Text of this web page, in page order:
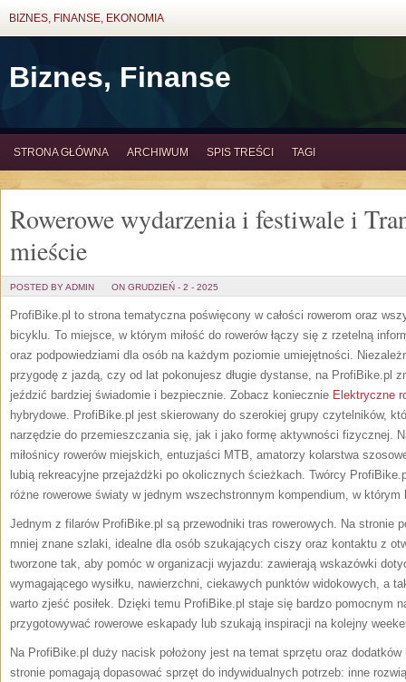
BIZNES, FINANSE, EKONOMIA
Biznes, Finanse
STRONA GŁÓWNA ARCHIWUM SPIS TREŚCI TAGI
Rowerowe wydarzenia i festiwale i
mieście
POSTED BY ADMIN ON GRUDZIEŃ - 2 - 2025
ProfiBike.pl to strona tematyczna poświęcony w całości rowerom oraz
bicyklu. To miejsce, w którym miłość do rowerów łączy się z rzetelną
oraz podpowiedziami dla osób na każdym poziomie umiejętności.
przygodę z jazdą, czy od lat pokonujesz długie dystanse, na ProfiBike.pl
jeździć bardziej świadomie i bezpiecznie. Zobacz koniecznie Elektryczne
hybrydowe. ProfiBike.pl jest skierowany do szerokiej grupy czytelników,
narzędzie do przemieszczania się, jak i jako formę aktywności fizycznej.
miłośnicy rowerów miejskich, entuzjaści MTB, amatorzy kolarstwa
lubią rekreacyjne przejażdżki po okolicznych ścieżkach. Twórcy
różne rowerowe światy w jednym wszechstronnym kompendium, w
Jednym z filarów ProfiBike.pl są przewodniki tras rowerowych. Na stronie
mniej znane szlaki, idealne dla osób szukających ciszy oraz kontaktu z
tworzone tak, aby pomóc w organizacji wyjazdu: zawierają wskazówki
wymagającego wysiłku, nawierzchni, ciekawych punktów widokowych, a
warto zjeść posiłek. Dzięki temu ProfiBike.pl staje się bardzo pomocnym
przygotowywać rowerowe eskapady lub szukają inspiracji na kolejny
Na ProfiBike.pl duży nacisk położony jest na temat sprzętu oraz
stronie pomagają dopasować sprzęt do indywidualnych potrzeb: inne